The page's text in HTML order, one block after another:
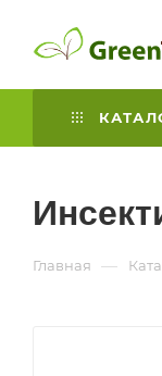
Главная —